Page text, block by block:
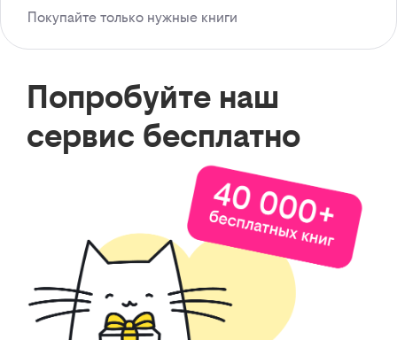
Покупайте только нужные книги
Попробуйте наш
сервис бесплатно